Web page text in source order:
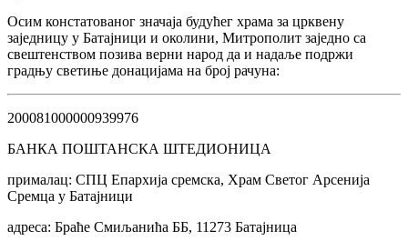
Осим констатованог значаја будућег храма за црквену
заједницу у Батајници и околини, Митрополит заједно са
свештенством позива верни народ да и надаље подржи
градњу светиње донацијама на број рачуна:
200081000000939976
БАНКА ПОШТАНСКА ШТЕДИОНИЦА
прималац: СПЦ Епархија сремска, Храм Светог Арсенија
Сремца у Батајници
адреса: Браће Смиљанића ББ, 11273 Батајница